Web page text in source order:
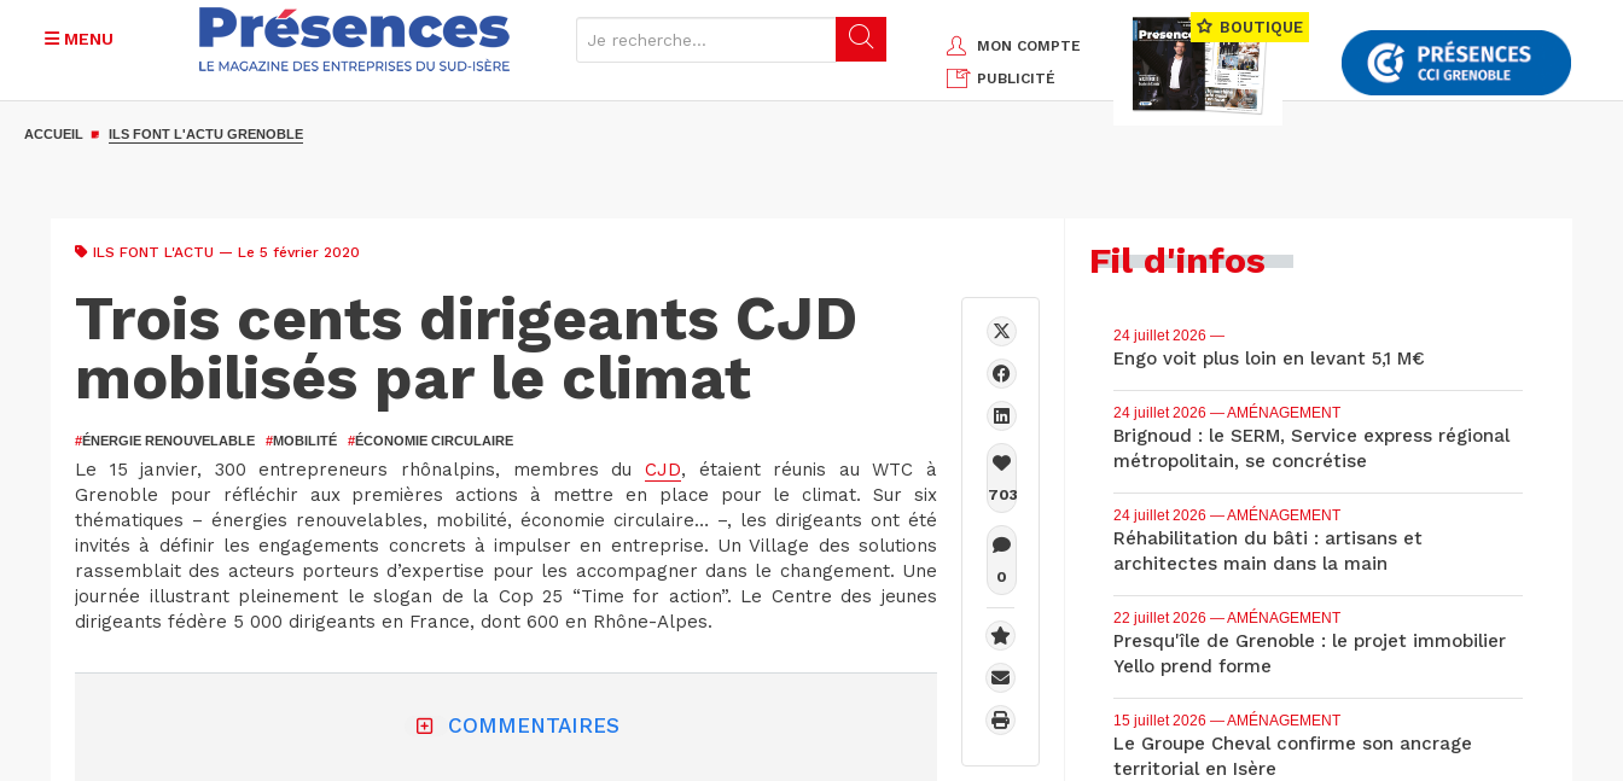
MENU
MON COMPTE
PUBLICITÉ
BOUTIQUE
ACCUEIL ILS FONT L'ACTU GRENOBLE
ILS FONT L'ACTU — Le 5 février 2020
Trois cents dirigeants CJD
mobilisés par le climat
#ÉNERGIE RENOUVELABLE #MOBILITÉ #ÉCONOMIE CIRCULAIRE
Le 15 janvier, 300 entrepreneurs rhônalpins, membres du CJD, étaient réunis au WTC à
Grenoble pour réfléchir aux premières actions à mettre en place pour le climat. Sur six
thématiques – énergies renouvelables, mobilité, économie circulaire… –, les dirigeants ont été
invités à définir les engagements concrets à impulser en entreprise. Un Village des solutions
rassemblait des acteurs porteurs d’expertise pour les accompagner dans le changement. Une
journée illustrant pleinement le slogan de la Cop 25 “Time for action”. Le Centre des jeunes
dirigeants fédère 5 000 dirigeants en France, dont 600 en Rhône-Alpes.
COMMENTAIRES
703
0
Fil d'infos
24 juillet 2026 —
Engo voit plus loin en levant 5,1 M€
24 juillet 2026 — AMÉNAGEMENT
Brignoud : le SERM, Service express régional
métropolitain, se concrétise
24 juillet 2026 — AMÉNAGEMENT
Réhabilitation du bâti : artisans et
architectes main dans la main
22 juillet 2026 — AMÉNAGEMENT
Presqu'île de Grenoble : le projet immobilier
Yello prend forme
15 juillet 2026 — AMÉNAGEMENT
Le Groupe Cheval confirme son ancrage
territorial en Isère